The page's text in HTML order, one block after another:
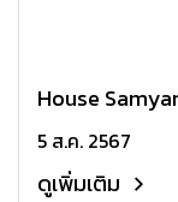
House
กที่คิดถึง! 9 เรื่
ภาพยนตร์ฮ่อง
5 ส.ค. 2567
ดูเพิ่มเติม